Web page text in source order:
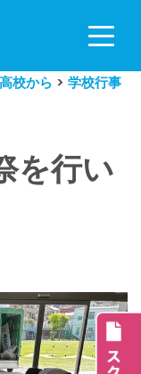
高校から > 学校行事
を行い